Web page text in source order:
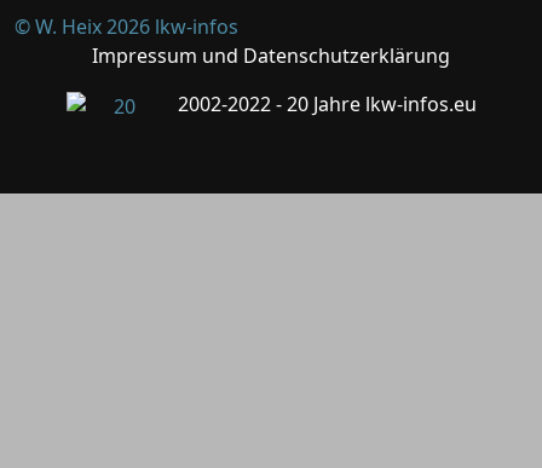
© W. Heix 2026 lkw-infos
Impressum und Datenschutzerklärung
2002-2022 - 20 Jahre lkw-infos.eu